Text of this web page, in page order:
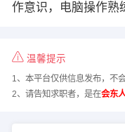
作意识，电脑操作熟
温馨提示
1、本平台仅供信息发布，不
2、请告知求职者，是在会东